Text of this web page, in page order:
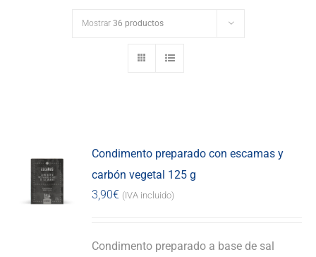
Mostrar 36 productos
Condimento preparado con escamas y
carbón vegetal 125 g
3,90€ (IVA incluido)
Condimento preparado a base de sal